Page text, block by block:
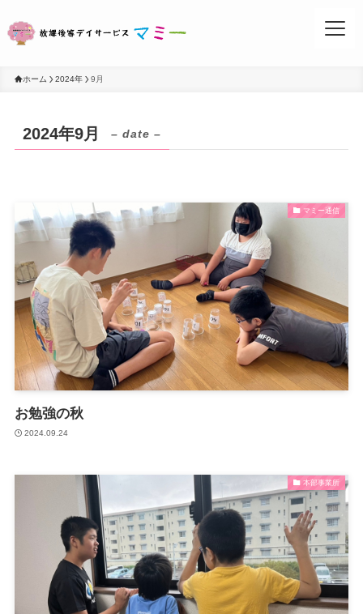
ホーム 2024年 9月
2024年9月 – date –
マミー通信
お勉強の秋
2024.09.24
本部事業所
事業所案内
活動ブログ
マミーについて
放課後等デイサービスとは？
マミーでの1日
月間予定表・カリキュラム
パンフレット
ご利用の流れ
サービス利用申請
ガイドライン（厚生労働省）